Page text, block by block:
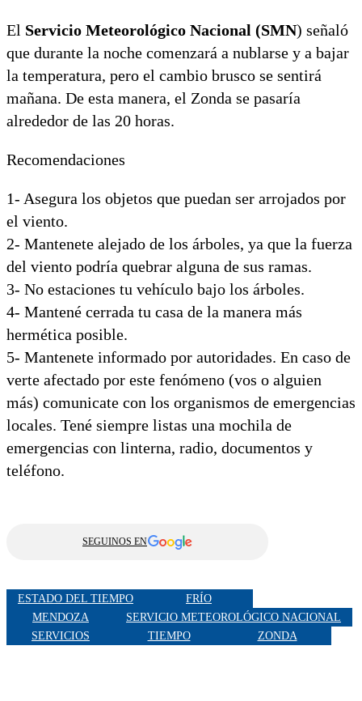
El Servicio Meteorológico Nacional (SMN) señaló
que durante la noche comenzará a nublarse y a bajar
la temperatura, pero el cambio brusco se sentirá
mañana. De esta manera, el Zonda se pasaría
alrededor de las 20 horas.
Recomendaciones
1- Asegura los objetos que puedan ser arrojados por
el viento.
2- Mantenete alejado de los árboles, ya que la fuerza
del viento podría quebrar alguna de sus ramas.
3- No estaciones tu vehículo bajo los árboles.
4- Mantené cerrada tu casa de la manera más
hermética posible.
5- Mantenete informado por autoridades. En caso de
verte afectado por este fenómeno (vos o alguien
más) comunicate con los organismos de emergencias
locales. Tené siempre listas una mochila de
emergencias con linterna, radio, documentos y
teléfono.
SEGUINOS EN
ESTADO DEL TIEMPO
FRÍO
MENDOZA
SERVICIO METEOROLÓGICO NACIONAL
SERVICIOS
TIEMPO ZONDA